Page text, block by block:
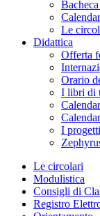
Le
Didattica
Offerta
Orario
I libri di
I
Le circolari
Modulistica
Consigli di
Registro